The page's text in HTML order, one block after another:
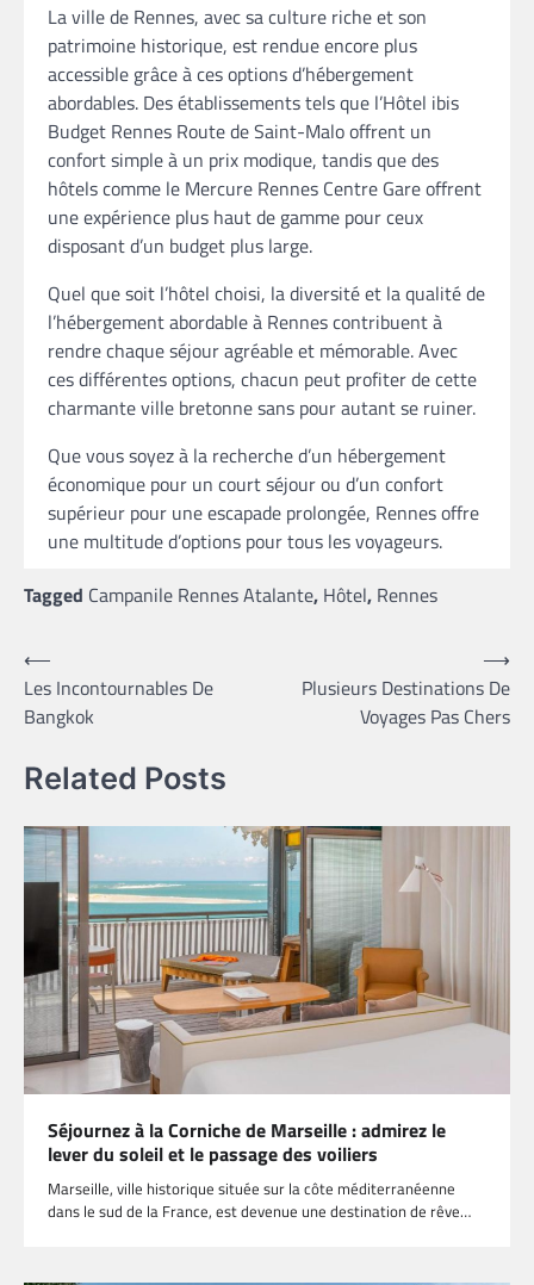
La ville de Rennes, avec sa culture riche et son
patrimoine historique, est rendue encore plus
accessible grâce à ces options d’hébergement
abordables. Des établissements tels que l’Hôtel ibis
Budget Rennes Route de Saint-Malo offrent un
confort simple à un prix modique, tandis que des
hôtels comme le Mercure Rennes Centre Gare offrent
une expérience plus haut de gamme pour ceux
disposant d’un budget plus large.
Quel que soit l’hôtel choisi, la diversité et la qualité de
l’hébergement abordable à Rennes contribuent à
rendre chaque séjour agréable et mémorable. Avec
ces différentes options, chacun peut profiter de cette
charmante ville bretonne sans pour autant se ruiner.
Que vous soyez à la recherche d’un hébergement
économique pour un court séjour ou d’un confort
supérieur pour une escapade prolongée, Rennes offre
une multitude d’options pour tous les voyageurs.
Tagged Campanile Rennes Atalante, Hôtel, Rennes
Navigation
de
l’article
⟵
Les Incontournables De
Bangkok
Plusieurs Destinations De
Voyages Pas Chers
⟶
Related Posts
Séjournez à la Corniche de Marseille : admirez le
lever du soleil et le passage des voiliers
Marseille, ville historique située sur la côte méditerranéenne
dans le sud de la France, est devenue une destination de rêve…